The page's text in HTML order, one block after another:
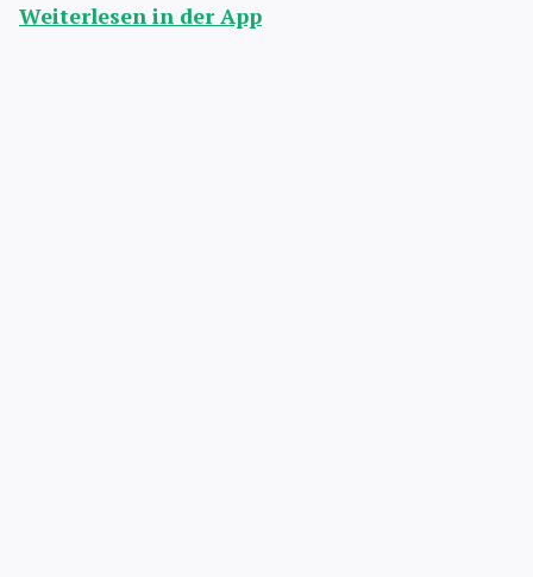
Weiterlesen in der App